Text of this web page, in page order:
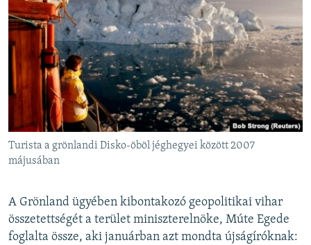
Turista a grönlandi Disko-öböl jéghegyei között 2007
májusában
A Grönland ügyében kibontakozó geopolitikai vihar
összetettségét a terület miniszterelnöke, Múte Egede
foglalta össze, aki januárban azt mondta újságíróknak: